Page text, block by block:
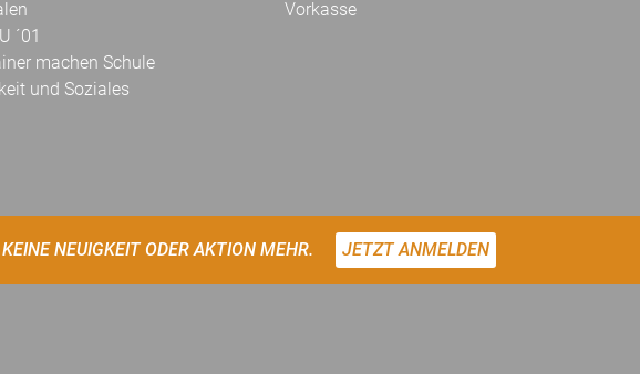
´01
machen Schule
und Soziales
Vorkasse
NEUIGKEIT ODER AKTION MEHR. JETZT ANMELDEN